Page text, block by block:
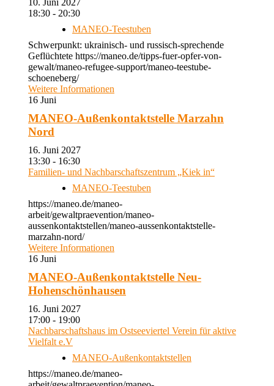
10. Juni 2027
18:30 - 20:30
MANEO-Teestuben
Schwerpunkt: ukrainisch- und russisch-sprechende
Geflüchtete https://maneo.de/tipps-fuer-opfer-von-
gewalt/maneo-refugee-support/maneo-teestube-
schoeneberg/
Weitere Informationen
16 Juni
MANEO-Außenkontaktstelle Marzahn
Nord
16. Juni 2027
13:30 - 16:30
Familien- und Nachbarschaftszentrum „Kiek in“
MANEO-Teestuben
https://maneo.de/maneo-
arbeit/gewaltpraevention/maneo-
aussenkontaktstellen/maneo-aussenkontaktstelle-
marzahn-nord/
Weitere Informationen
16 Juni
MANEO-Außenkontaktstelle Neu-
Hohenschönhausen
16. Juni 2027
17:00 - 19:00
Nachbarschaftshaus im Ostseeviertel Verein für aktive
Vielfalt e.V
MANEO-Außenkontaktstellen
https://maneo.de/maneo-